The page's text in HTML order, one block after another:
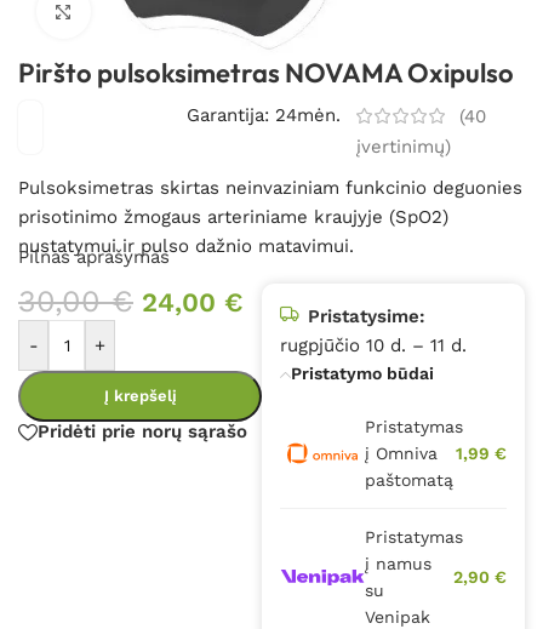
Spustelėkite, kad padidintumėte
Piršto pulsoksimetras NOVAMA Oxipulso
Garantija: 24mėn. (40
įvertinimų)
Pulsoksimetras skirtas neinvaziniam funkcinio deguonies
prisotinimo žmogaus arteriniame kraujyje (SpO2)
nustatymui ir pulso dažnio matavimui.
Pilnas aprašymas
30,00€ 24,00 €
- +
Į krepšelį
Pridėti prie norų sąrašo
Pristatysime:
rugpjūčio 10 d. – 11 d.
Pristatymo būdai
Pristatymas
į Omniva
paštomatą
1,99 €
Pristatymas
į namus
su
Venipak
2,90 €